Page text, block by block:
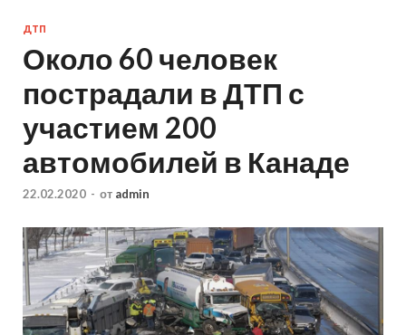
ДТП
Около 60 человек
пострадали в ДТП с
участием 200
автомобилей в Канаде
22.02.2020 - от admin